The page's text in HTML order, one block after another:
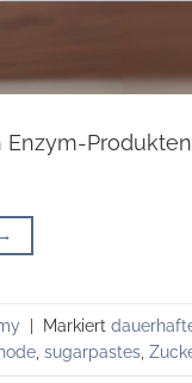
→
Markiert
sugarpastes